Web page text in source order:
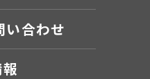
い合わせ